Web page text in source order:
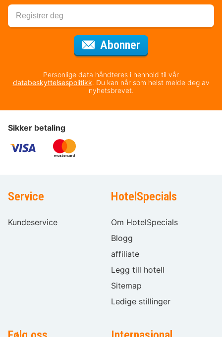
Abonner
Personlige data håndteres i henhold til vår
databeskyttelsespolitikk. Du kan når som helst melde deg av
nyhetsbrevet.
Sikker betaling
Service
Kundeservice
HotelSpecials
Om HotelSpecials
Blogg
affiliate
Legg till hotell
Sitemap
Ledige stillinger